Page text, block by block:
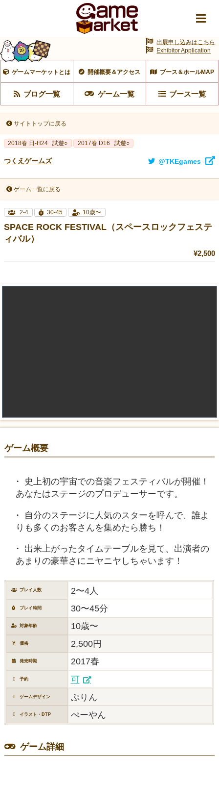
ゲームマーケットとは 開催概要＆アクセス ブース＆ホールMAP
ブログ一覧 ゲーム一覧 ブース一覧
出展申し込みはこちら
Exhibitor Application
サイトトップに戻る
2018春 日-H24 試遊○ 2017春 D16 試遊○
つくえゲームズ @TKEgames
ゲーム一覧に戻る
2-4 30-45 10歳〜
SPACE ROCK FESTIVAL（スペースロックフェステ
ィバル）
¥2,500
ゲーム概要
史上初の宇宙での音楽フェスティバルが開催！
あなたはステージのプロデューサーです。
自分のステージに人気のスターを呼んで、誰よ
りも多くのお客さんを集めたら勝ち！
出来上がったタイムテーブルを見て、出演者の
あまりの豪華さにニヤニヤしちゃいます！
プレイ人数 2〜4人
プレイ時間 30〜45分
対象年齢 10歳〜
価格 2,500円
発売時期 2017春
予約 可
ゲームデザイン ぷりん
イラスト・DTP ぺーやん
ゲーム詳細